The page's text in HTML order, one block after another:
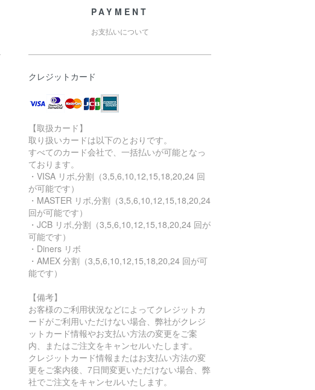
PAYMENT
お支払いについて
クレジットカード
【取扱カード】
取り扱いカードは以下のとおりです。
すべてのカード会社で、一括払いが可能となっ
ております。
・VISA リボ,分割（3,5,6,10,12,15,18,20,24 回
が可能です）
・MASTER リボ,分割（3,5,6,10,12,15,18,20,24
回が可能です）
・JCB リボ,分割（3,5,6,10,12,15,18,20,24 回が
可能です）
・Diners リボ
・AMEX 分割（3,5,6,10,12,15,18,20,24 回が可
能です）
【備考】
お客様のご利用状況などによってクレジットカ
ードがご利用いただけない場合、弊社がクレジ
ットカード情報やお支払い方法の変更をご案
内、またはご注文をキャンセルいたします。
クレジットカード情報またはお支払い方法の変
更をご案内後、7日間変更いただけない場合、弊
社でご注文をキャンセルいたします。